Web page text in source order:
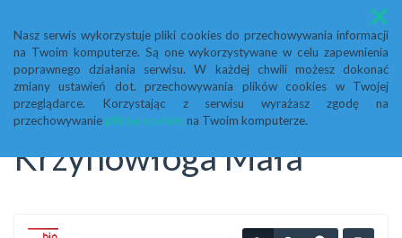
Nasz serwis wykorzystuje pliki cookies do przechowywania informacji
na Twoim komputerze. Są one wykorzystywane w celu zapewnienia
poprawnego działania serwisu. W każdej chwili możesz dokonać
zmiany ustawień dot. przechowywania plików cookies w Twojej
przeglądarce. Korzystając z serwisu wyrażasz zgodę na
przechowywanie plików cookiesna Twoim komputerze.
Menu
Biuletyn Informacji
Publicznej Urząd Gminy
Krzynowłoga Mała